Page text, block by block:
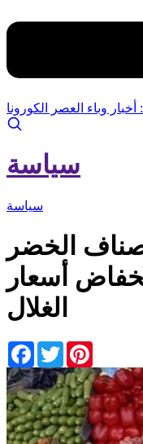
أخبار وباء العصر الكورونا
سياسة
سياسة
الخضر
أسعار
الغلال
Facebook
Twitter